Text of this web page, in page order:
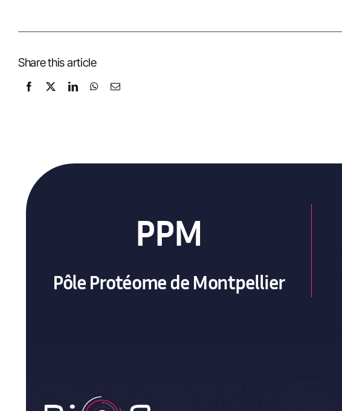
Share this article
PPM
Pôle Protéome de Montpellier